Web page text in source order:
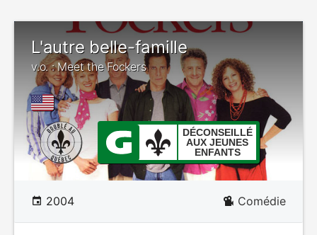
L'autre belle-famille
v.o. : Meet the Fockers
DÉCONSEILLÉ
AUX JEUNES
ENFANTS
2004 Comédie